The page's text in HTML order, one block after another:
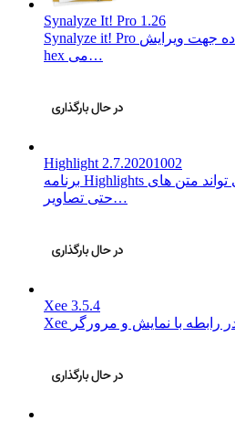
Synalyze It! Pro 1.26
Synalyze it! Pro یک برنامه ساده برای استفاده جهت ویرایش
hex می…
Highlight 2.7.20201002
برنامه Highlights می تواند متن های highlight شده ،‌note ها و
حتی تصاویر…
Xee 3.5.4